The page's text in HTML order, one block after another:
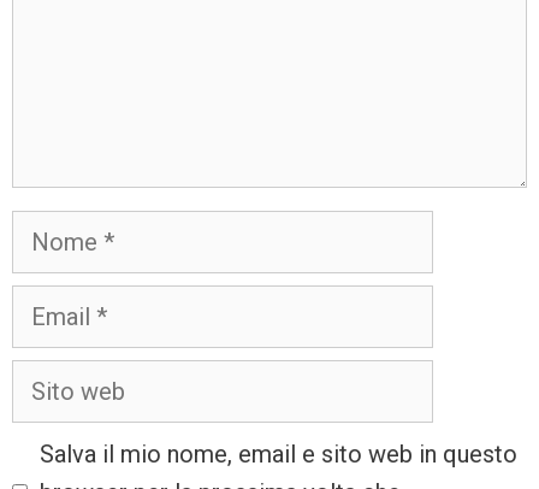
Salva il mio nome, email e sito web in questo